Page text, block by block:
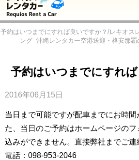
予約はいつまでにすれば良いですか？/レキオス
ング 沖縄レンタカー空港送迎・格安那
予約はいつまでにすれ
2016年06月15日
当日まで可能ですが配車までにお時間
た、当日のご予約はホームページの
込みができません。直接弊社までご連
電話：098-953-2046